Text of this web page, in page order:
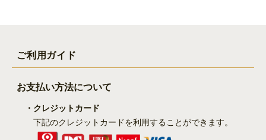
ご利用ガイド
お支払い方法について
・クレジットカード
下記のクレジットカードを利用することができます。